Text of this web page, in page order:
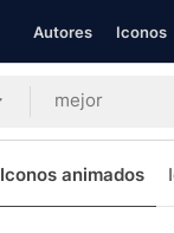
Autores Iconos
Iconos animados